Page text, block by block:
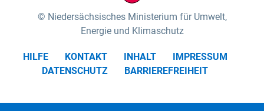
Niedersächsisches Ministerium für Umwelt,
Energie und Klimaschutz
HILFE KONTAKT INHALT
IMPRESSUM
DATENSCHUTZ
BARRIEREFREIHEIT